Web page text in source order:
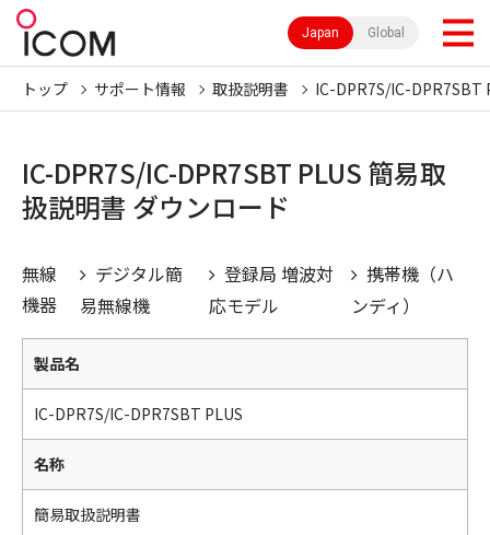
Japan Global
トップ サポート情報 取扱説明書 IC-DPR7S/IC-DPR7SBT
IC-DPR7S/IC-DPR7SBT PLUS 簡易取
扱説明書 ダウンロード
無線
機器
デジタル簡
易無線機
登録局 増波対
応モデル
携帯機（ハ
ンディ）
製品名
IC-DPR7S/IC-DPR7SBT PLUS
名称
簡易取扱説明書